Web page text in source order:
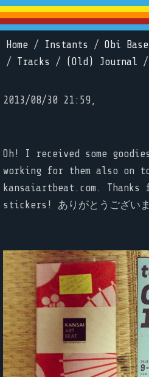
Home / Instants / Obi Base
/ Tracks / (Old) Journal /
2013/08/30 21:59,
Oh! I received some
working for them also on
kansaiartbeat.com.
stickers! ありがとうございま